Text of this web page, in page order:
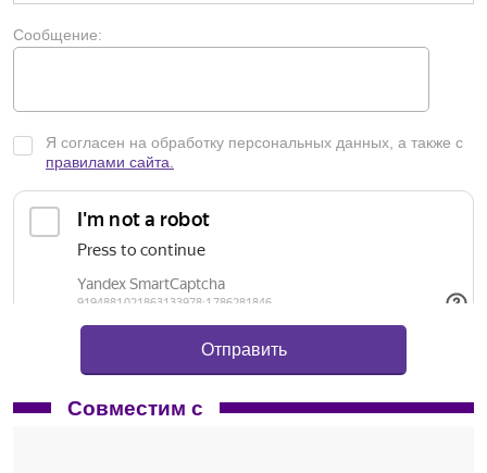
Сообщение:
Я согласен на обработку персональных данных, а также с
правилами сайта.
Совместим с